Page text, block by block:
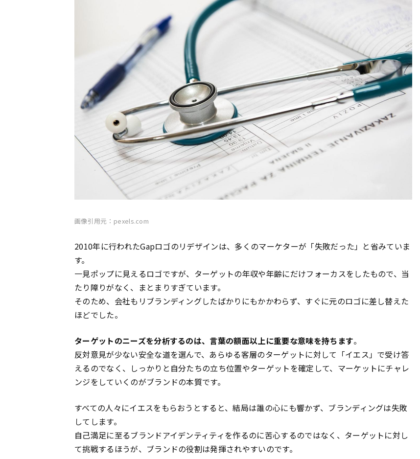
画像引用元：pexels.com
2010年に行われたGapロゴのリデザインは、多くのマーケターが「失敗だった」と省みていま
す。
一見ポップに見えるロゴですが、ターゲットの年収や年齢にだけフォーカスをしたもので、当
たり障りがなく、まとまりすぎています。
そのため、会社もリブランディングしたばかりにもかかわらず、すぐに元のロゴに差し替えた
ほどでした。
ターゲットのニーズを分析するのは、言葉の額面以上に重要な意味を持ちます。
反対意見が少ない安全な道を選んで、あらゆる客層のターゲットに対して「イエス」で受け答
えるのでなく、しっかりと自分たちの立ち位置やターゲットを確定して、マーケットにチャレ
ンジをしていくのがブランドの本質です。
すべての人々にイエスをもらおうとすると、結局は誰の心にも響かず、ブランディングは失敗
してします。
自己満足に至るブランドアイデンティティを作るのに苦心するのではなく、ターゲットに対し
て挑戦するほうが、ブランドの役割は発揮されやすいのです。